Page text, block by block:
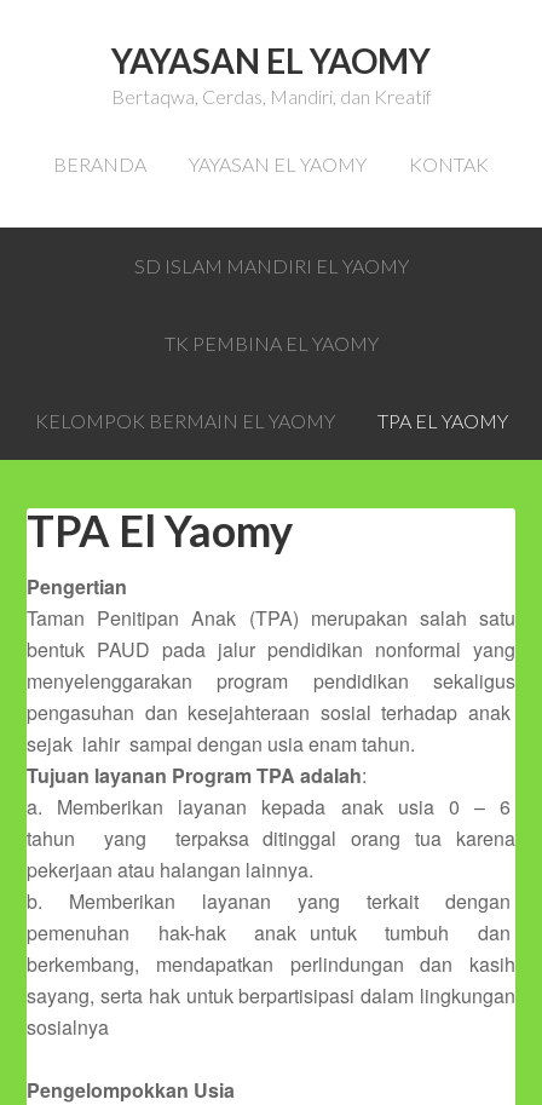
YAYASAN EL YAOMY
Bertaqwa, Cerdas, Mandiri, dan Kreatif
BERANDA YAYASAN EL YAOMY KONTAK
SD ISLAM MANDIRI EL YAOMY
TK PEMBINA EL YAOMY
KELOMPOK BERMAIN EL YAOMY TPA EL YAOMY
TPA El Yaomy
Pengertian
Taman Penitipan Anak (TPA) merupakan salah satu
bentuk PAUD pada jalur pendidikan nonformal yang
menyelenggarakan program pendidikan sekaligus
pengasuhan dan kesejahteraan sosial terhadap anak
sejak lahir sampai dengan usia enam tahun.
Tujuan layanan Program TPA adalah:
a. Memberikan layanan kepada anak usia 0 – 6
tahun yang terpaksa ditinggal orang tua karena
pekerjaan atau halangan lainnya.
b. Memberikan layanan yang terkait dengan
pemenuhan hak-hak anak untuk tumbuh dan
berkembang, mendapatkan perlindungan dan kasih
sayang, serta hak untuk berpartisipasi dalam lingkungan
sosialnya
Pengelompokkan Usia